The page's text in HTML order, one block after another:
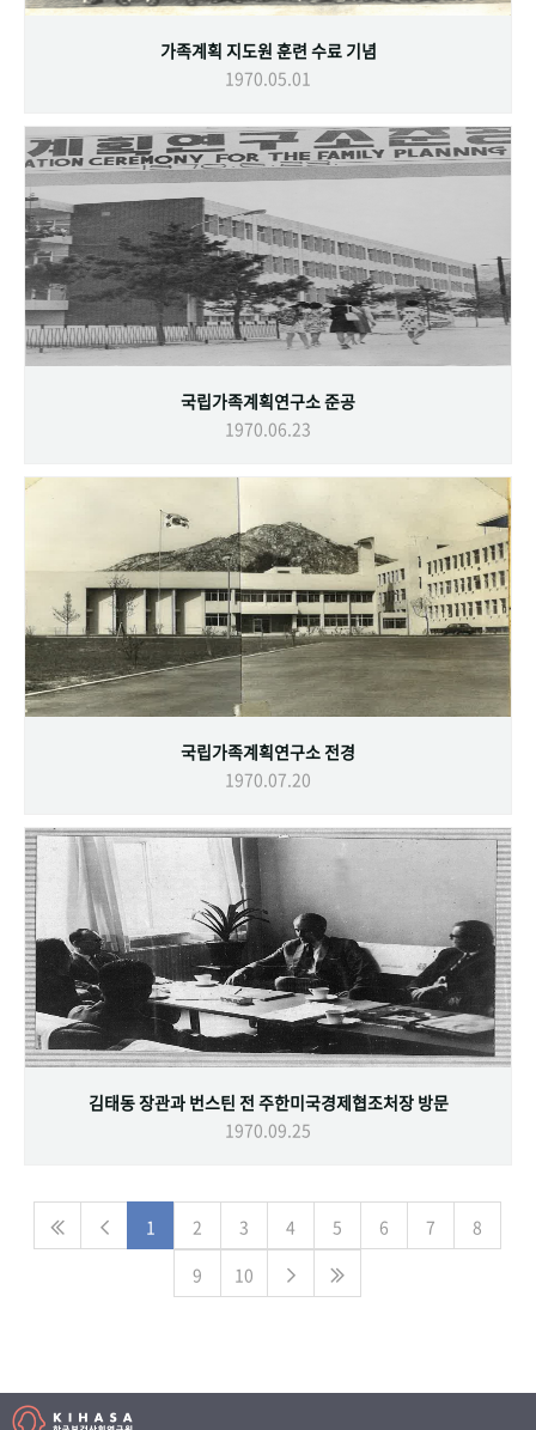
가족계획 지도원 훈련 수료 기념
1970.05.01
국립가족계획연구소 준공
1970.06.23
국립가족계획연구소 전경
1970.07.20
김태동 장관과 번스틴 전 주한미국경제협조처장 방문
1970.09.25
1 2 3 4 5 6 7
8
9
10